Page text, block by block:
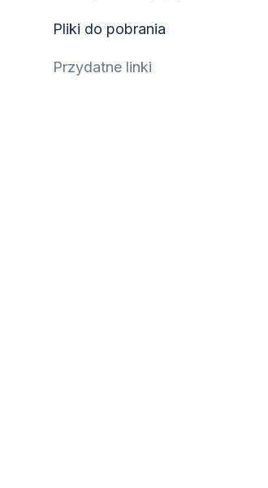
Pliki do pobrania
Przydatne linki